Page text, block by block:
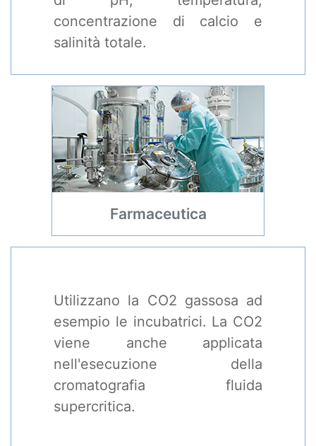
concentrazione di calcio e
salinità totale.
Farmaceutica
Utilizzano la CO2 gassosa ad
esempio le incubatrici. La CO2
viene anche applicata
nell'esecuzione della
cromatografia fluida
supercritica.